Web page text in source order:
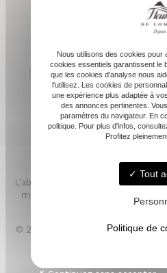
Depuis 1994
L’abus d’alcool est dangereux
modération. Pour votre santé,
légumes par jour.
© 2026 - FLEURONS DE
Nous utilisons des cookies pour
cookies essentiels garantissent le
que les cookies d'analyse nous
l'utilisez. Les cookies de
une expérience plus adaptée à
des annonces pertinentes.
paramètres du navigateur. En
politique. Pour plus d'infos,
Profitez
Tout
Politique de